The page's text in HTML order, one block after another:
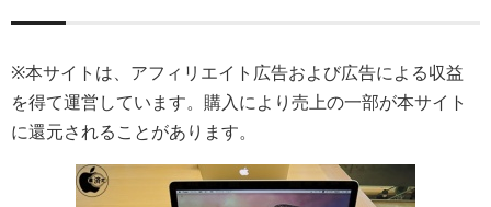
※本サイトは、アフィリエイト広告および広告による収益
を得て運営しています。購入により売上の一部が本サイト
に還元されることがあります。